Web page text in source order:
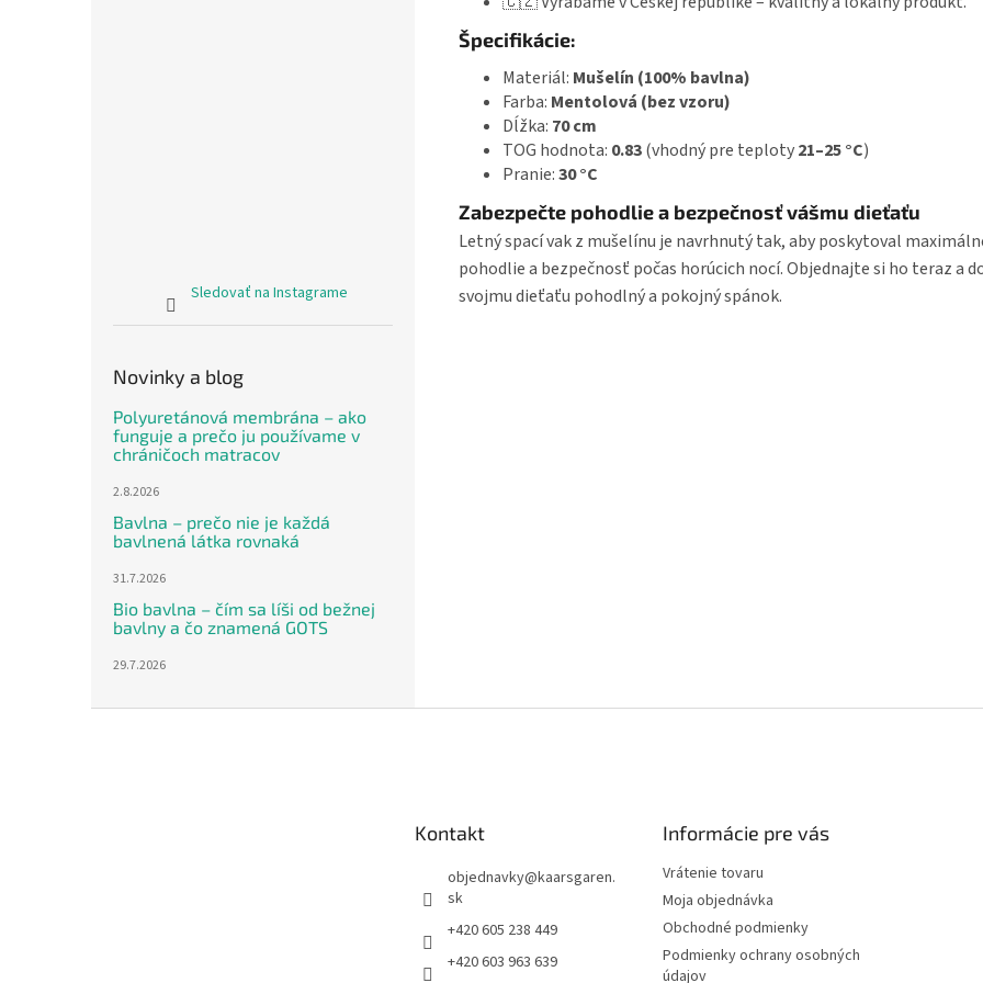
Sledovať na Instagrame
Novinky a blog
Polyuretánová membrána – ako
funguje a prečo ju používame v
chráničoch matracov
2.8.2026
Bavlna – prečo nie je každá
bavlnená látka rovnaká
31.7.2026
Bio bavlna – čím sa líši od bežnej
bavlny a čo znamená GOTS
29.7.2026
Špecifikácie:
Materiál: Mušelín (100% bavlna)
Farba: Mentolová (bez vzoru)
Dĺžka: 70 cm
TOG hodnota: 0.83(vhodný pre teploty21–25 °C)
Pranie:30 °C
Zabezpečte pohodlie a bezpečnosť vášmu dieťaťu
Letný spací vak z mušelínu je navrhnutý tak, aby poskytoval
pohodlie a bezpečnosť počas horúcich nocí. Objednajte si ho teraz a
svojmu dieťaťu pohodlný a pokojný spánok.
Kontakt
objednavky@kaarsgaren.
sk
+420 605 238 449
+420 603 963 639
Informácie pre vás
Vrátenie tovaru
Moja objednávka
Obchodné podmienky
Podmienky ochrany osobných
údajov